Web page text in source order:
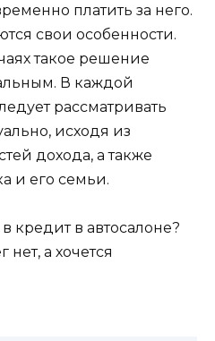
платить за него.
свои особенности.
такое решение
В каждой
рассматривать
исходя из
дохода, а также
и его семьи.